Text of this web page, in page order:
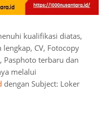
kualifikasi diatas,
CV, Fotocopy
Pasphoto terbaru dan
melalui
dengan Subject: Loker